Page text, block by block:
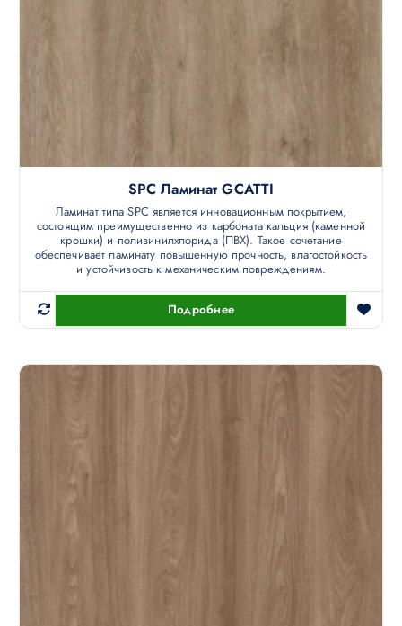
SPC Ламинат GCATTI
Ламинат типа SPC является инновационным покрытием,
состоящим преимущественно из карбоната кальция (каменной
крошки) и поливинилхлорида (ПВХ). Такое сочетание
обеспечивает ламинату повышенную прочность, влагостойкость
и устойчивость к механическим повреждениям.
Подробнее